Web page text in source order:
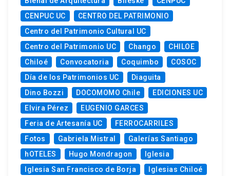
CENPUC UC
CENTRO DEL PATRIMONIO
Centro del Patrimonio Cultural UC
Centro del Patrimonio UC
Chango
CHILOE
Chiloé
Convocatoria Coquimbo
COSOC
Día de los Patrimonios UC
Diaguita
Dino Bozzi
DOCOMOMO Chile
EDICIONES UC
Elvira Pérez
EUGENIO GARCES
Feria de Artesanía UC
FERROCARRILES
Fotos
Gabriela Mistral
Galerías Santiago
hOTELES
Hugo Mondragon
Iglesia
Iglesia San Francisco de Borja
Iglesias Chiloé